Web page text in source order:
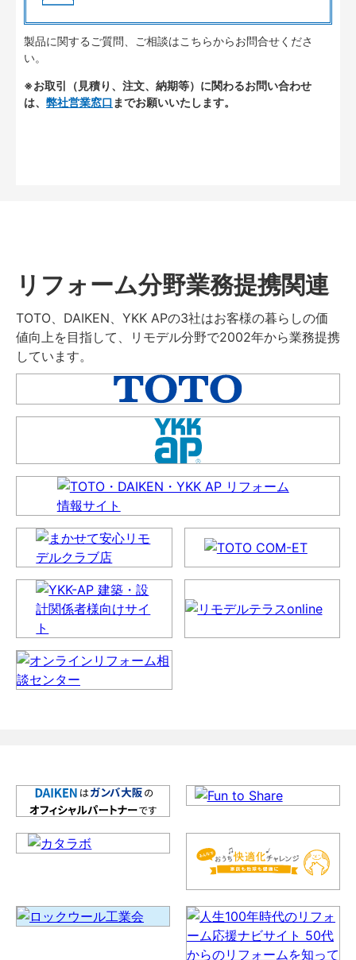
製品に関するご質問、ご相談はこちらからお問合せくださ
い。
※お取引（見積り、注文、納期等）に関わるお問い合わせ
は、 弊社営業窓口 までお願いいたします。
リフォーム分野業務提携関連
TOTO、DAIKEN、YKK APの3社はお客様の暮らしの価
値向上を目指して、リモデル分野で2002年から業務提携
しています。